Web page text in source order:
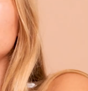
我的設備
我的訂單
Español
Português
Русский